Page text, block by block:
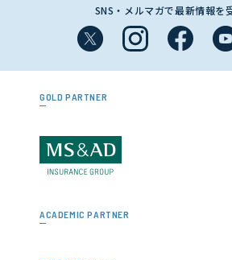
SNS・メルマガで最新情報を
GOLD PARTNER
ACADEMIC PARTNER